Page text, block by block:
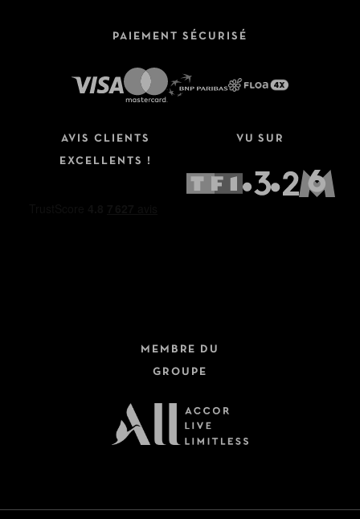
PAIEMENT SÉCURISÉ
AVIS CLIENTS
EXCELLENTS !
VU SUR
MEMBRE DU
GROUPE